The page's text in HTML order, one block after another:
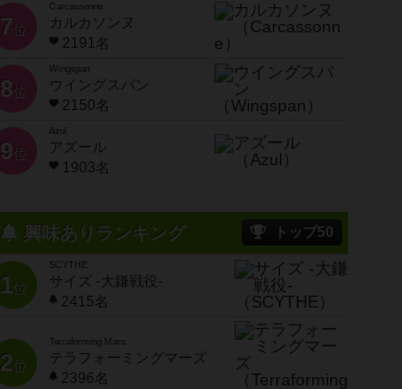
7 位
Carcassonne
カルカソンヌ
2191名
8 位
Wingspan
ウイングスパン
2150名
9 位
Azul
アズール
1903名
興味ありランキング トップ50
1位
SCYTHE
サイズ -大鎌戦役-
2415名
2位
Terraforming Mars
テラフォーミングマーズ
2396名